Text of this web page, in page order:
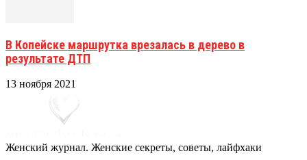
В Копейске маршрутка врезалась в дерево в
результате ДТП
13 ноября 2021
Женский журнал. Женские секреты, советы, лайфхаки